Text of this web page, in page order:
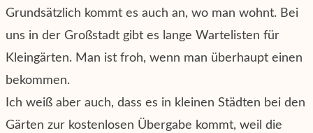
Grundsätzlich kommt es auch an, wo man wohnt. Bei
uns in der Großstadt gibt es lange Wartelisten für
Kleingärten. Man ist froh, wenn man überhaupt einen
bekommen.
Ich weiß aber auch, dass es in kleinen Städten bei den
Gärten zur kostenlosen Übergabe kommt, weil die